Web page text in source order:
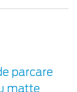
parcare
matte